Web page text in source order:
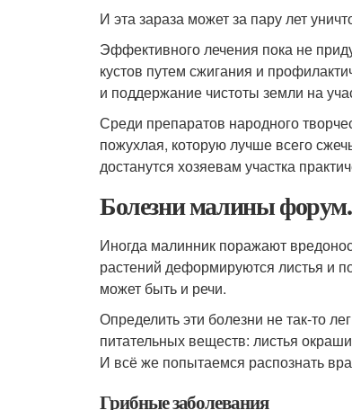
И эта зараза может за пару лет
Эффективного лечения пока не
кустов путем сжигания и
и поддержание чистоты земли на
Среди препаратов народного
пожухлая, которую лучше всего
достанутся хозяевам участка
Болезни малины
Иногда малинник поражают
растений деформируются листья и
может быть и речи.
Определить эти болезни не так-то
питательных веществ: листья
И всё же попытаемся распознать
Грибные заболевания